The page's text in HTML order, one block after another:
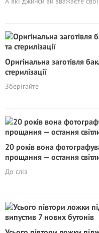
Оригінальна заготівля
стерилізації
Зберігайте
20 років вона
прощання — остання
До сліз